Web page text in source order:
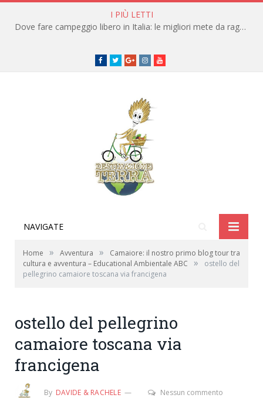
I PIÙ LETTI
Dove fare campeggio libero in Italia: le migliori mete da raggiungere in traghetto
Facebook
TwitterGoogle+instagramyoutube
NAVIGATE
Home » Avventura »
Camaiore: il nostro primo blog tour tra
cultura e avventura – Educational Ambientale ABC
»
ostello del
pellegrino camaiore toscana via francigena
ostello del pellegrino
camaiore toscana via
francigena
By DAVIDE & RACHELE Nessun commento